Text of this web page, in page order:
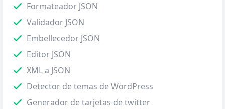
Formateador JSON
Validador JSON
Embellecedor JSON
Editor JSON
XML a JSON
Detector de temas de WordPress
Generador de tarjetas de twitter